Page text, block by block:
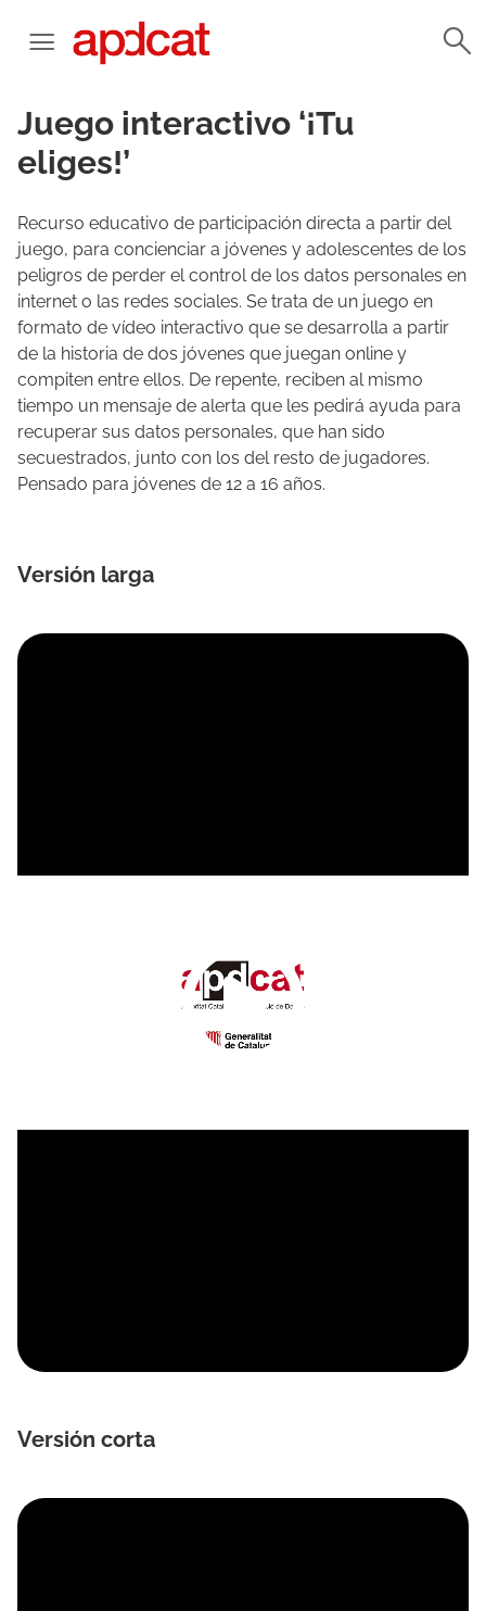
Juego interactivo ‘¡Tu
eliges!’
Recurso educativo de participación directa a partir del
juego, para concienciar a jóvenes y adolescentes de los
peligros de perder el control de los datos personales en
internet o las redes sociales. Se trata de un juego en
formato de vídeo interactivo que se desarrolla a partir
de la historia de dos jóvenes que juegan online y
compiten entre ellos. De repente, reciben al mismo
tiempo un mensaje de alerta que les pedirá ayuda para
recuperar sus datos personales, que han sido
secuestrados, junto con los del resto de jugadores.
Pensado para jóvenes de 12 a 16 años.
Versión larga
Versión corta